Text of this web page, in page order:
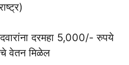
दरमहा 5,000/- रुपये
वेतन मिळेल